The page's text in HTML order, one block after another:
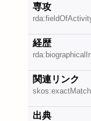
専攻
経歴
関連リンク
skos:exactMatch
出典